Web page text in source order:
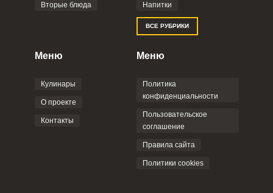
Отправляя эту форму, вы соглашаетесь с
Политикой
Пользовательским
соглашением
Вторые блюда Напитки
ВСЕ РУБРИКИ
Меню
Кулинары
О проекте
Контакты
Меню
Политика
конфиденциальности
Пользовательское
соглашение
Правила сайта
Политики cookies